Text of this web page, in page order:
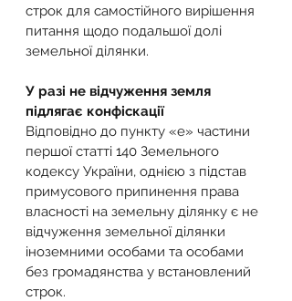
строк для самостійного вирішення
питання щодо подальшої долі
земельної ділянки.
У разі не відчуження земля
підлягає конфіскації
Відповідно до пункту «е» частини
першої статті 140 Земельного
кодексу України, однією з підстав
примусового припинення права
власності на земельну ділянку є не
відчуження земельної ділянки
іноземними особами та особами
без громадянства у встановлений
строк.